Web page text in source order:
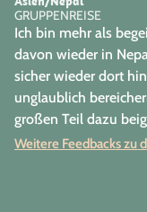
GRUPPENREISE
Ich bin mehr als
davon wieder in
sicher wieder dort
unglaublich
großen Teil dazu
Weitere Feedbacks zu